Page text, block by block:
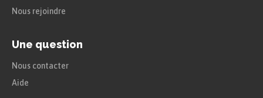
Nous rejoindre
Une question
Nous contacter
Aide